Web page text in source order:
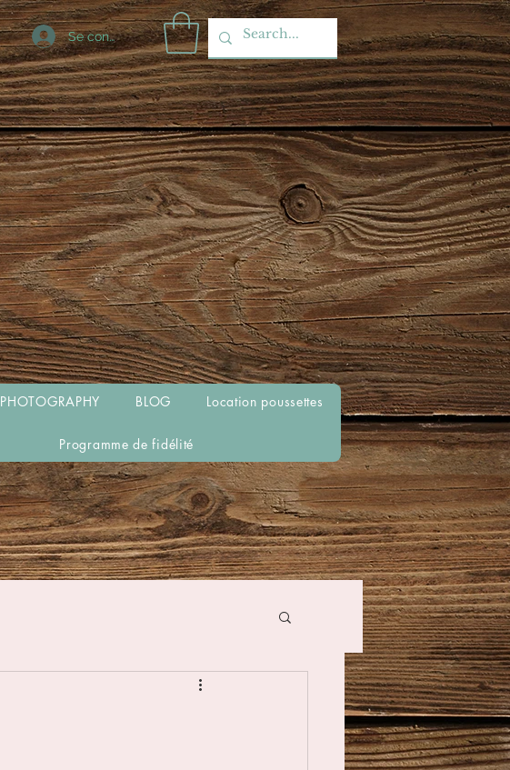
Se connecter
PHOTOGRAPHY BLOG Location poussettes
Programme de fidélité